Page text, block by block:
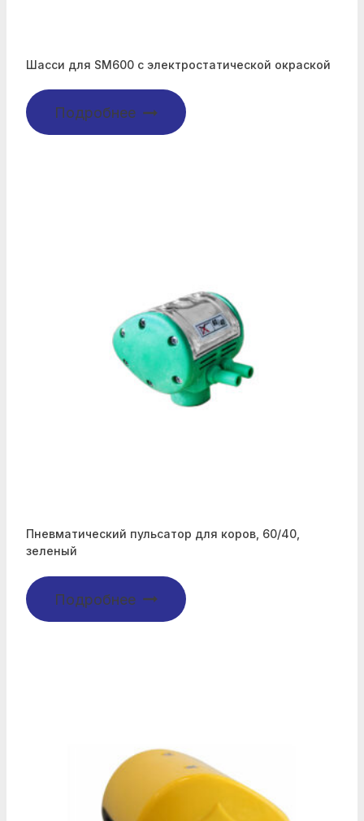
Шасси для SM600 с электростатической окраской
Подробнее
Пневматический пульсатор для коров, 60/40,
зеленый
Подробнее